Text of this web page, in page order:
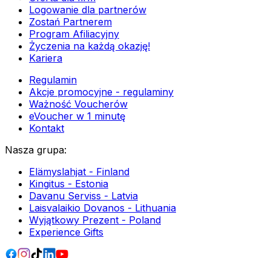
Logowanie dla partnerów
Zostań Partnerem
Program Afiliacyjny
Życzenia na każdą okazję!
Kariera
Regulamin
Akcje promocyjne - regulaminy
Ważność Voucherów
eVoucher w 1 minutę
Kontakt
Nasza grupa:
Elämyslahjat - Finland
Kingitus - Estonia
Davanu Serviss - Latvia
Laisvalaikio Dovanos - Lithuania
Wyjątkowy Prezent - Poland
Experience Gifts